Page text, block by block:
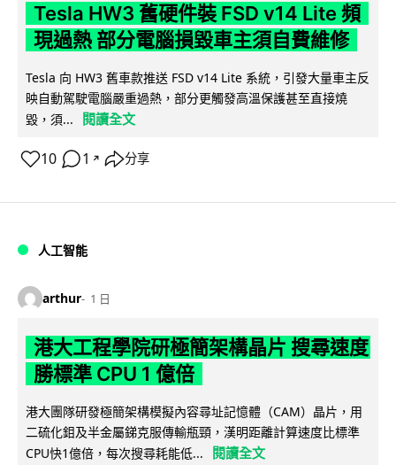
Tesla HW3 舊硬件裝 FSD v14 Lite 頻
現過熱 部分電腦損毀車主須自費維修
Tesla 向 HW3 舊車款推送 FSD v14 Lite 系統，引發大量車主反
映自動駕駛電腦嚴重過熱，部分更觸發高溫保護甚至直接燒
毀，須...
閱讀全文
10 1 ↗ 分享
人工智能
arthur 1 日
港大工程學院研極簡架構晶片 搜尋速度
勝標準 CPU 1 億倍
港大團隊研發極簡架構模擬內容尋址記憶體（CAM）晶片，用
二硫化鉬及半金屬銻克服傳輸瓶頸，漢明距離計算速度比標準
CPU快1億倍，每次搜尋耗能低...
閱讀全文